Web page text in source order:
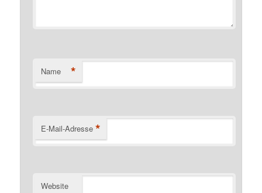
Name *
E-Mail-Adresse *
Website